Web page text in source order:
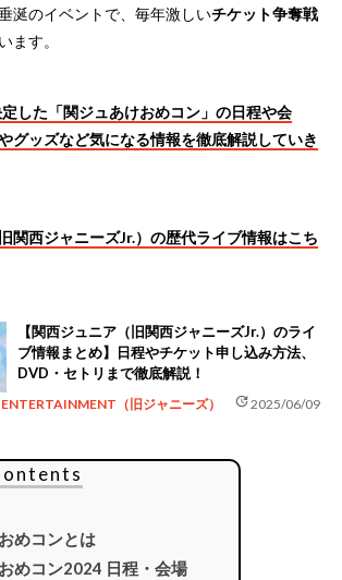
涎のイベントで、毎年激しいチケット争奪戦
ます。
した「関ジュあけおめコン」の日程や会
グッズなど気になる情報を徹底解説していき
関西ジャニーズJr.）の歴代ライブ情報はこち
【関西ジュニア（旧関西ジャニーズJr.）のライ
ブ情報まとめ】日程やチケット申し込み方法、
DVD・セトリまで徹底解説！
（旧ジャニーズ） update2025/06/09
めコンとは
めコン2024 日程・会場